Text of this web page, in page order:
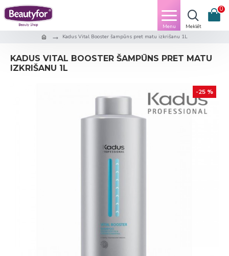
0
Kadus Vital Booster šampūns pret matu izkrišanu 1L
KADUS VITAL BOOSTER ŠAMPŪNS PRET MATU
IZKRIŠANU 1L
-25 %